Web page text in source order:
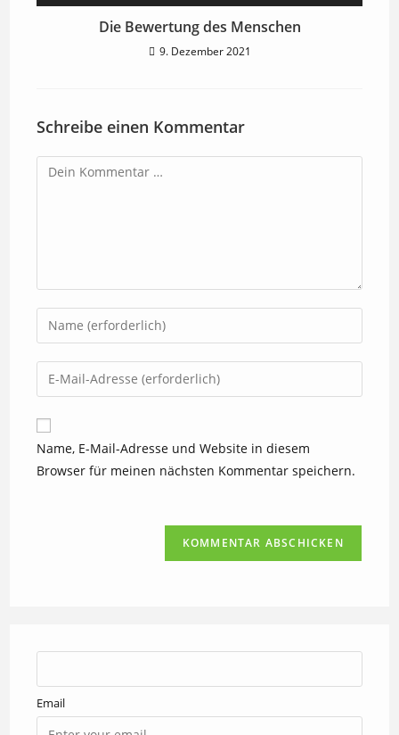
Die Bewertung des Menschen
9. Dezember 2021
Schreibe einen Kommentar
Kommentar
Gib
deinen
Namen
oder
zum
Kommentieren
ein
Gib
deine
E-
Mail-
Name, E-Mail-Adresse und Website in diesem
Browser für meinen nächsten Kommentar speichern.
Email